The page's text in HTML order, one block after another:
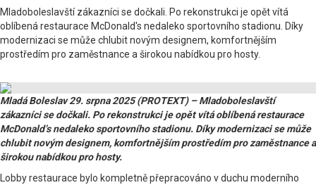
Mladoboleslavští zákazníci se dočkali. Po rekonstrukci je opět vítá
oblíbená restaurace McDonald's nedaleko sportovního stadionu. Díky
modernizaci se může chlubit novým designem, komfortnějším
prostředím pro zaměstnance a širokou nabídkou pro hosty.
Mladá Boleslav 29. srpna 2025 (PROTEXT) – Mladoboleslavští
zákazníci se dočkali. Po rekonstrukci je opět vítá oblíbená restaurace
McDonald’s nedaleko sportovního stadionu. Díky modernizaci se může
chlubit novým designem, komfortnějším prostředím pro zaměstnance a
širokou nabídkou pro hosty.
Lobby restaurace bylo kompletně přepracováno v duchu moderního